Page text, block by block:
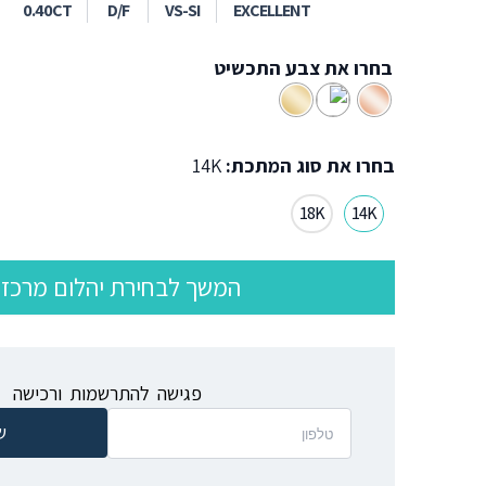
EXCELLENT
VS-SI
D/F
0.40CT
בחרו את צבע התכשיט
בחרו את סוג המתכת: 14K
18K 14K
המשך לבחירת יהלום
פגישה להתרשמות ורכישה